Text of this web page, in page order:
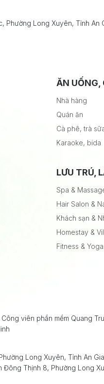
Phường Long Xuyên, Tỉnh An
ĂN UỐNG,
Nhà hàng
Quán ăn
Cà phê, trà
Karaoke, bida
LƯU TRÚ,
Spa &
Hair Salon &
Khách sạn &
Homestay &
Fitness & Yoga
viên phần mềm Quang
Long Xuyên, Tỉnh An
Đông Thịnh 8, Phường Long